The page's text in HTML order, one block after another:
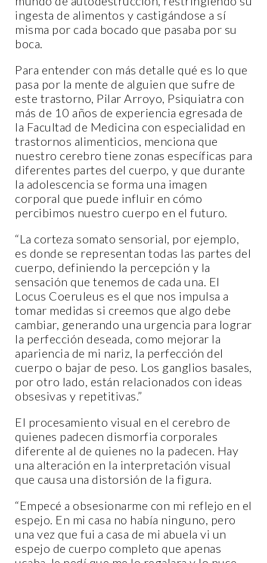
ingesta de alimentos y castigándose a sí
misma por cada bocado que pasaba por su
boca.
Para entender con más detalle qué es lo que
pasa por la mente de alguien que sufre de
este trastorno, Pilar Arroyo, Psiquiatra con
más de 10 años de experiencia egresada de
la Facultad de Medicina con especialidad en
trastornos alimenticios, menciona que
nuestro cerebro tiene zonas específicas para
diferentes partes del cuerpo, y que durante
la adolescencia se forma una imagen
corporal que puede influir en cómo
percibimos nuestro cuerpo en el futuro.
“La corteza somato sensorial, por ejemplo,
es donde se representan todas las partes del
cuerpo, definiendo la percepción y la
sensación que tenemos de cada una. El
Locus Coeruleus es el que nos impulsa a
tomar medidas si creemos que algo debe
cambiar, generando una urgencia para lograr
la perfección deseada, como mejorar la
apariencia de mi nariz, la perfección del
cuerpo o bajar de peso. Los ganglios basales,
por otro lado, están relacionados con ideas
obsesivas y repetitivas.”
El procesamiento visual en el cerebro de
quienes padecen dismorfia corporales
diferente al de quienes no la padecen. Hay
una alteración en la interpretación visual
que causa una distorsión de la figura.
“Empecé a obsesionarme con mi reflejo en el
espejo. En mi casa no había ninguno, pero
una vez que fui a casa de mi abuela vi un
espejo de cuerpo completo que apenas